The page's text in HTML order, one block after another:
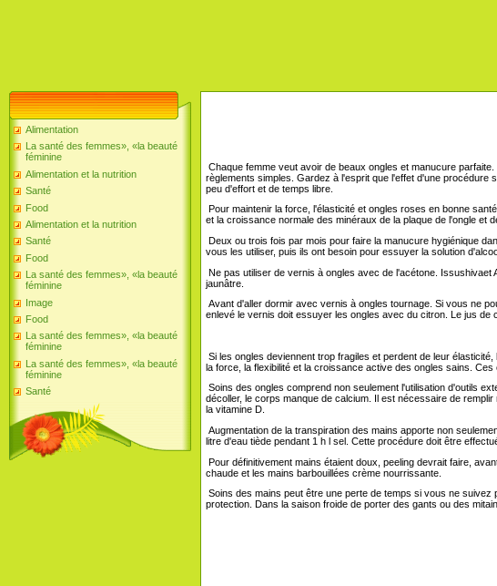
Alimentation
La santé des femmes», «la beauté
féminine
Alimentation et la nutrition
Santé
Food
Alimentation et la nutrition
Santé
Food
La santé des femmes», «la beauté
féminine
Image
Food
La santé des femmes», «la beauté
féminine
La santé des femmes», «la beauté
féminine
Santé
Chaque femme veut avoir de beaux ongles et manucure
règlements simples. Gardez à l'esprit que l'effet d'une procédure
peu d'effort et de temps libre.
Pour maintenir la force, l'élasticité et ongles roses en bonne
et la croissance normale des minéraux de la plaque de l'ongle et
Deux ou trois fois par mois pour faire la manucure hygiénique
vous les utiliser, puis ils ont besoin pour essuyer la solution
Ne pas utiliser de vernis à ongles avec de l'acétone. Issushivaet
jaunâtre.
Avant d'aller dormir avec vernis à ongles tournage. Si vous ne
enlevé le vernis doit essuyer les ongles avec du citron. Le jus de
Si les ongles deviennent trop fragiles et perdent de leur
la force, la flexibilité et la croissance active des ongles sains.
Soins des ongles comprend non seulement l'utilisation d'outils
décoller, le corps manque de calcium. Il est nécessaire de
la vitamine D.
Augmentation de la transpiration des mains apporte non
litre d'eau tiède pendant 1 h l sel. Cette procédure doit être
Pour définitivement mains étaient doux, peeling devrait faire,
chaude et les mains barbouillées crème nourrissante.
Soins des mains peut être une perte de temps si vous ne
protection. Dans la saison froide de porter des gants ou des